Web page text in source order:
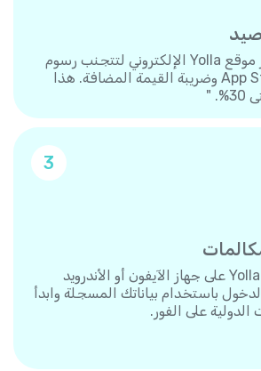
"اشحن رصيدك عبر موقع Yolla الإلكتروني لتتجنب رسوم
App Store/Google play وضريبة القيمة المضافة. هذا
"
3
"احصل على تطبيق Yolla على جهاز الآيفون أو الأندرويد
باستخدام بياناتك المسجلة وابدأ
على الفور.